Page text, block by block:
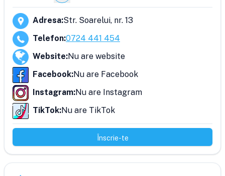
Adresa:Str. Soarelui, nr. 13
Telefon:0724 441 454
Website:Nu are website
Facebook:Nu are Facebook
Instagram:Nu are Instagram
TikTok:Nu are TikTok
Înscrie-te